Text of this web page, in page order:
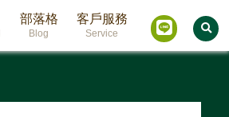
部落格
Blog
客戶服務
Service